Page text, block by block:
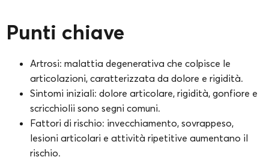
Punti chiave
Artrosi: malattia degenerativa che colpisce le
articolazioni, caratterizzata da dolore e rigidità.
Sintomi iniziali: dolore articolare, rigidità, gonfiore e
scricchiolii sono segni comuni.
Fattori di rischio: invecchiamento, sovrappeso,
lesioni articolari e attività ripetitive aumentano il
rischio.